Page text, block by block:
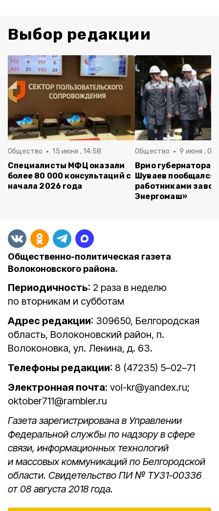
Выбор редакции
Общество 15 июня , 14:58
Специалисты МФЦ оказали
более 80 000 консультаций с
начала 2026 года
Общество 9 июня ,
Врио губернатора
Шуваев пообщался
работниками
Энергомаш»
Общественно-политическая газета
Волоконовского района.
Периодичность: 2 раза в неделю
по вторникам и субботам
Адрес редакции: 309650, Белгородская
область, Волоконовский район, п.
Волоконовка, ул. Ленина, д. 63.
Телефоны редакции: 8 (47235) 5–02–71
Электронная почта: vol-kr@yandex.ru;
oktober711@rambler.ru
Газета зарегистрирована в Управлении
Федеральной службы по надзору в сфере
связи, информационных технологий
и массовых коммуникаций по Белгородской
области. Свидетельство ПИ № ТУ31-00336
от 08 августа 2018 года.